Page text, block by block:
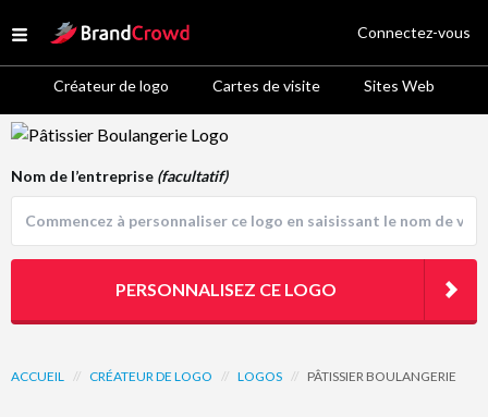
Open menu
Site Logo
Créateur de logo Cartes de visite Sites Web
Connectez-vous
Logo Template Preview
ACCUEIL // CRÉATEUR DE LOGO // LOGOS // PÂTISSIER BOULANGERIE
Nom de l’entreprise (facultatif)
PERSONNALISEZ CE LOGO